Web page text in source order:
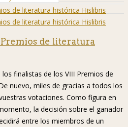
de literatura
finalistas de los VIII Premios de
nuevo, miles de gracias a todos los
votaciones. Como figura en
la decisión sobre el ganador
entre los miembros de un